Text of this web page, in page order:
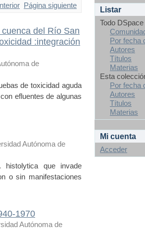
Página siguiente
del Río San
:integración
de
de toxicidad aguda
efluentes de algunas
Autónoma de
que invade
o sin manifestaciones
1970
Autónoma de
Listar
Todo DSpace
Por fecha
Autores
Títulos
Materias
Esta
Por fecha
Autores
Títulos
Materias
Mi cuenta
Acceder